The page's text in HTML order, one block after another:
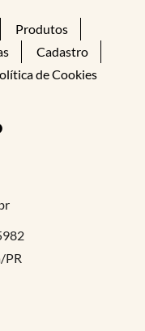
Produtos
Cadastro
de Cookies
PR